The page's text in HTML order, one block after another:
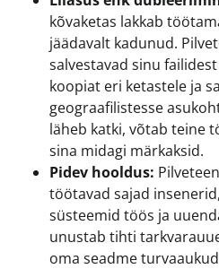
kõvaketas lakkab
jäädavalt kadunud.
salvestavad sinu
koopiat eri ketastele ja
geograafilistesse
läheb katki, võtab teine
sina midagi märkaksid.
Pidev hooldus:
töötavad sajad
süsteemid töös ja
unustab tihti
oma seadme